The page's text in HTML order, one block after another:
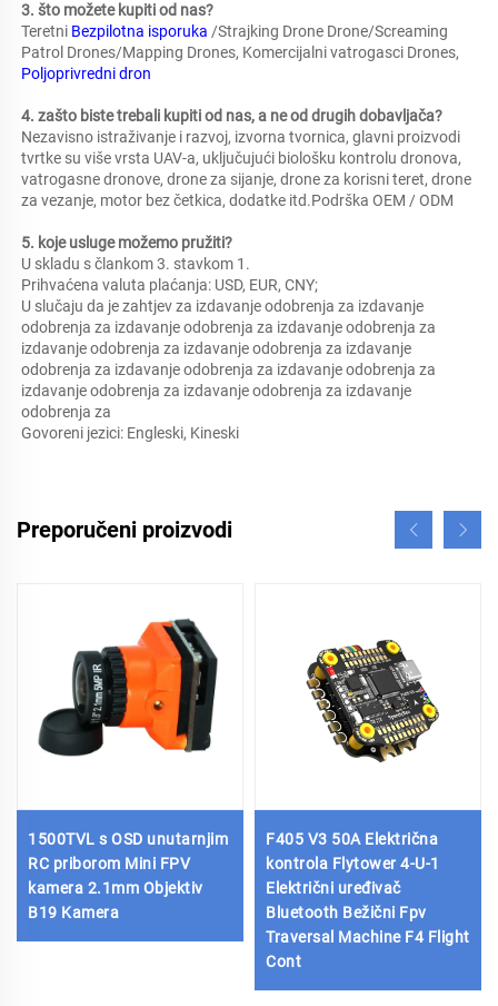
3. što možete kupiti od nas?
Teretni Bezpilotna isporuka /Strajking Drone Drone/Screaming
Poljoprivredni dron
4. zašto biste trebali kupiti od nas, a ne od drugih dobavljača?
Nezavisno istraživanje i razvoj, izvorna tvornica, glavni proizvodi
tvrtke su više vrsta UAV-a, uključujući biološku kontrolu dronova,
vatrogasne dronove, drone za sijanje, drone za korisni teret, drone
za vezanje, motor bez četkica, dodatke itd.Podrška OEM / ODM
5. koje usluge možemo pružiti?
U skladu s člankom 3. stavkom 1.
Prihvaćena valuta plaćanja: USD, EUR, CNY;
U slučaju da je zahtjev za izdavanje odobrenja za izdavanje
odobrenja za izdavanje odobrenja za izdavanje odobrenja za
izdavanje odobrenja za izdavanje odobrenja za izdavanje
odobrenja za izdavanje odobrenja za izdavanje odobrenja za
izdavanje odobrenja za izdavanje odobrenja za izdavanje
odobrenja za
Govoreni jezici: Engleski, Kineski
Preporučeni proizvodi
1500TVL s OSD unutarnjim
RC priborom Mini FPV
kamera 2.1mm Objektiv
B19 Kamera
F405 V3 50A Električna
kontrola Flytower 4-U-1
Električni uređivač
Bluetooth Bežični Fpv
Traversal Machine F4 Flight
Cont